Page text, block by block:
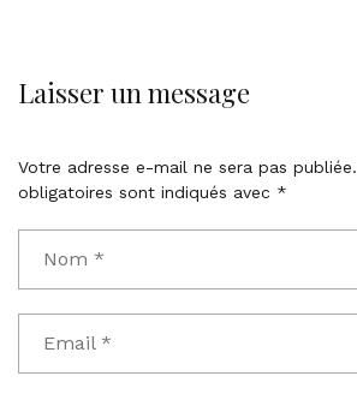
Laisser un message
Votre adresse e-mail ne sera pas publiée.
obligatoires sont indiqués avec *